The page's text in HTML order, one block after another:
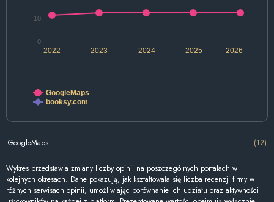
2022 2024 2026
2023 2025
0
10
GoogleMaps
booksy.com
GoogleMaps (12)
Wykres przedstawia zmiany liczby opinii na poszczególnych portalach w
kolejnych okresach. Dane pokazują, jak kształtowała się liczba recenzji firmy w
różnych serwisach opinii, umożliwiając porównanie ich udziału oraz aktywności